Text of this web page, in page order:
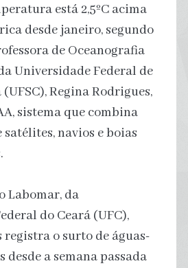
está 2,5ºC acima
desde janeiro, segundo
de Oceanografia
Universidade Federal de
Regina Rodrigues,
sistema que combina
navios e boias
Labomar, da
do Ceará (UFC),
registra o surto de águas-
desde a semana passada